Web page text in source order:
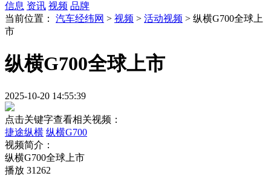
信息 资讯 视频 品牌
当前位置： 汽车经纬网 > 视频 > 活动视频 > 纵横G700全球上
市
纵横G700全球上市
2025-10-20 14:55:39
点击关键字查看相关视频：
捷途纵横 纵横G700
视频简介：
纵横G700全球上市
播放 31262